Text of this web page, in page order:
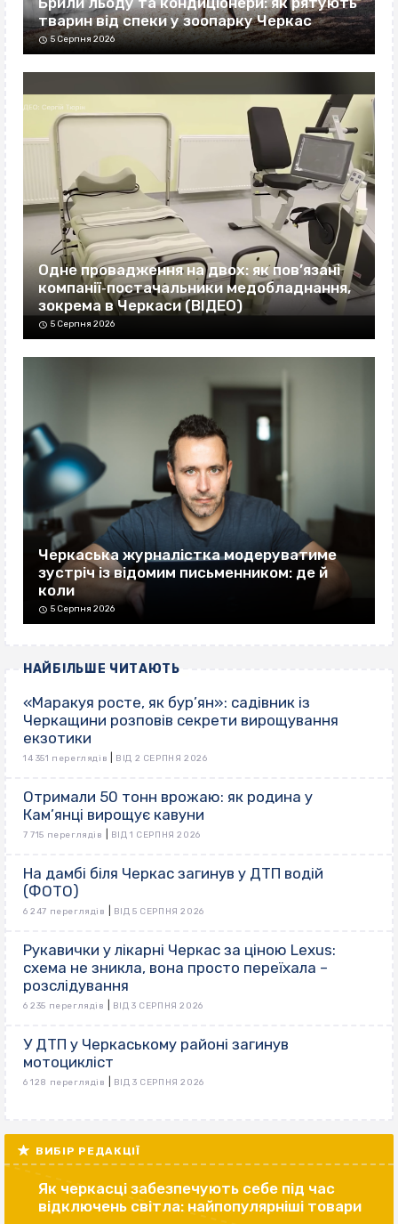
тварин від спеки у зоопарку Черкас
5 Серпня 2026
Одне провадження на двох: як пов’язані
компанії‐постачальники медобладнання,
зокрема в Черкаси (ВІДЕО)
5 Серпня 2026
Черкаська журналістка модеруватиме
зустріч із відомим письменником: де й
коли
5 Серпня 2026
НАЙБІЛЬШЕ ЧИТАЮТЬ
«Маракуя росте, як бур’ян»: садівник із
Черкащини розповів секрети вирощування
екзотики
14 351 переглядів ВІД 2 СЕРПНЯ 2026
Отримали 50 тонн врожаю: як родина у
Кам’янці вирощує кавуни
7 715 переглядів ВІД 1 СЕРПНЯ 2026
На дамбі біля Черкас загинув у ДТП водій
(ФОТО)
6 247 переглядів ВІД 5 СЕРПНЯ 2026
Рукавички у лікарні Черкас за ціною Lexus:
схема не зникла, вона просто переїхала –
розслідування
6 235 переглядів ВІД 3 СЕРПНЯ 2026
У ДТП у Черкаському районі загинув
мотоцикліст
6 128 переглядів ВІД 3 СЕРПНЯ 2026
ВИБІР РЕДАКЦІЇ
Як черкасці забезпечують себе під час
відключень світла: найпопулярніші товари